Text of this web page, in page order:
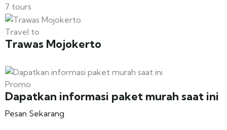
7 tours
Travel to
Trawas Mojokerto
Promo
Dapatkan informasi paket murah saat ini
Pesan Sekarang